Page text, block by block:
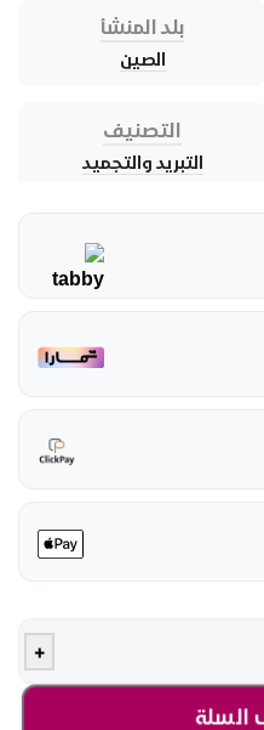
بلد المنشأ
الصين
التصنيف
التبريد والتجميد
+
السلة